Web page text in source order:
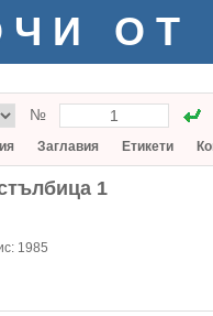
ОТ
№
Заглавия Етикети
1
1985